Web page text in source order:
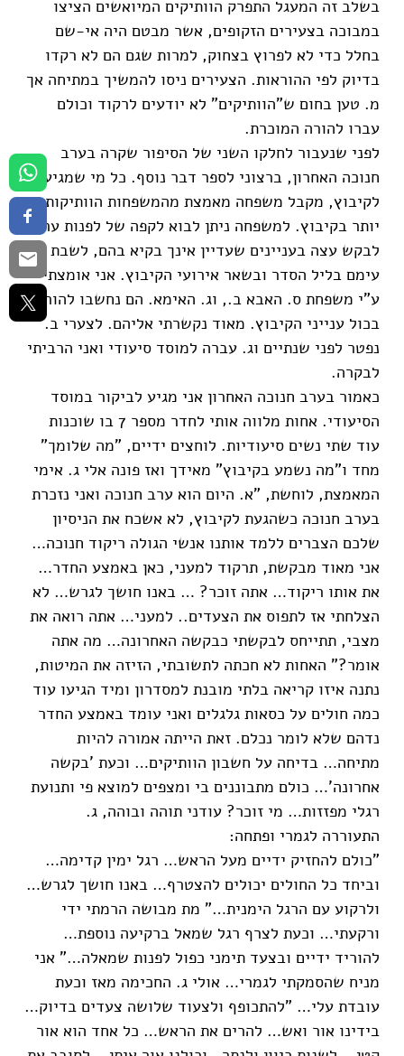
בשלב זה המעגל התפרק הוותיקים המיואשים הציצו
במבוכה בצעירים הזקופים, אשר מבטם היה אי-שם
בחלל כדי לא לפרוץ בצחוק, למרות שגם הם לא רקדו
בדיוק לפי ההוראות. הצעירים ניסו להמשיך במתיחה אך
מ. טען בחום ש"הוותיקים" לא יודעים לרקוד וכולם
עברו להורה המוכרת.
לפני שנעבור לחלקו השני של הסיפור שקרה בערב
חנוכה האחרון, ברצוני לספר דבר נוסף. כל מי שמגיע
לקיבוץ, מקבל משפחה מאמצת מהמשפחות הוותיקות
יותר בקיבוץ. למשפחה ניתן לבוא לקפה של לפנות ערב,
לבקש עצה בעניינים שעדיין אינך בקיא בהם, לשבת
עימם בליל הסדר ובשאר אירועי הקיבוץ. אני אומצתי
ע"י משפחת ס. האבא ב., וג. האימא. הם נחשבו להורי
בכול ענייני הקיבוץ. מאוד נקשרתי אליהם. לצערי ב.
נפטר לפני שנתיים וג. עברה למוסד סיעודי ואני הרביתי
לבקרה.
כאמור בערב חנוכה האחרון אני מגיע לביקור במוסד
הסיעודי. אחות מלווה אותי לחדר מספר 7 בו שוכנות
עוד שתי נשים סיעודיות. לוחצים ידיים, "מה שלומך"
מחד ו"מה נשמע בקיבוץ" מאידך ואז פונה אלי ג. אימי
המאמצת, לוחשת, "א. היום הוא ערב חנוכה ואני נזכרת
בערב חנוכה כשהגעת לקיבוץ, לא אשכח את הניסיון
שלכם הצברים ללמד אותנו אנשי הגולה ריקוד חנוכה…
אני מאוד מבקשת, תרקוד למעני, כאן באמצע החדר…
את אותו ריקוד… אתה זוכר? … באנו חושך לגרש… לא
הצלחתי אז לתפוס את הצעדים.. למעני… אתה רואה את
מצבי, תתייחס לבקשתי כבקשה האחרונה… מה אתה
אומר?" האחות לא חכתה לתשובתי, הזיזה את המיטות,
נתנה איזו קריאה בלתי מובנת למסדרון ומיד הגיעו עוד
כמה חולים על כסאות גלגלים ואני עומד באמצע החדר
נדהם שלא לומר נכלם. זאת הייתה אמורה להיות
מתיחה… בדיחה על חשבון הוותיקים… וכעת 'בקשה
אחרונה'… כולם מתבוננים בי ומצפים למוצא פי ותנועת
רגלי מפזזות… מי זוכר? עודני תוהה ובוהה, ג.
התעוררה לגמרי ופתחה:
"כולם להחזיק ידיים מעל הראש… רגל ימין קדימה…
וביחד כל החולים יכולים להצטרף… באנו חושך לגרש…
ולרקוע עם הרגל הימנית…" מת מבושה הרמתי ידי
ורקעתי… וכעת לצרף רגל שמאל ברקיעה נוספת…
להוריד ידיים ובצעד תימני כפול לפנות שמאלה…" אני
מניח שהסמקתי לגמרי… אולי ג. החכימה מאז וכעת
עובדת עלי… "להתכופף ולצעוד שלושה צעדים בדיוק…
בידינו אור ואש… להרים את הראש… כל אחד הוא אור